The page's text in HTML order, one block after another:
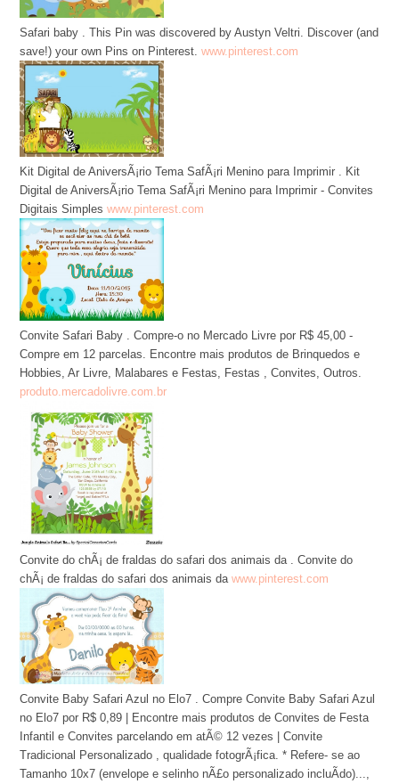
Safari baby . This Pin was discovered by Austyn Veltri. Discover (and
save!) your own Pins on Pinterest. www.pinterest.com
Kit Digital de AniversÃ¡rio Tema SafÃ¡ri Menino para Imprimir . Kit
Digital de AniversÃ¡rio Tema SafÃ¡ri Menino para Imprimir - Convites
Digitais Simples www.pinterest.com
Convite Safari Baby . Compre-o no Mercado Livre por R$ 45,00 -
Compre em 12 parcelas. Encontre mais produtos de Brinquedos e
Hobbies, Ar Livre, Malabares e Festas, Festas , Convites, Outros.
produto.mercadolivre.com.br
Convite do chÃ¡ de fraldas do safari dos animais da . Convite do
chÃ¡ de fraldas do safari dos animais da www.pinterest.com
Convite Baby Safari Azul no Elo7 . Compre Convite Baby Safari Azul
no Elo7 por R$ 0,89 | Encontre mais produtos de Convites de Festa
Infantil e Convites parcelando em atÃ© 12 vezes | Convite
Tradicional Personalizado , qualidade fotogrÃ¡fica. * Refere- se ao
Tamanho 10x7 (envelope e selinho nÃ£o personalizado incluÃ­do)...,